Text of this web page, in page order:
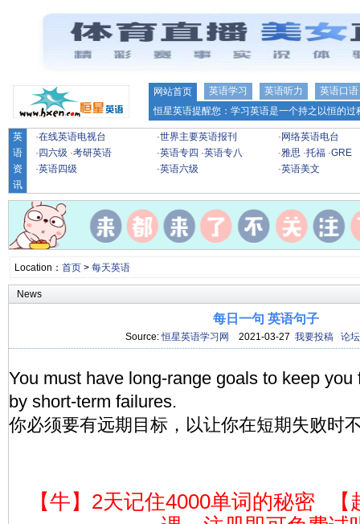
网站首页 英语学习 英语听力
英语口语
恒星英语提醒您：学习英语是一个持之以恒的
英
语
资
讯
·在线英语电视台 ·世界主要英语报刊 · 网络英语电台
· 四六级 ·考研英语 ·英语专四 ·英语专八 ·雅思 ·托福 ·GRE
·英语四级 ·英语六级 ·英语美文
Location： 首页> 每天英语
News
每日一句 英语句子
Source:恒星英语学习网 2021-03-27 我要投稿 论坛
You must have long-range goals to keep
by short-term failures.
你必须要有远期目标，以让你在短期失败时
【牛】2天记住4000单词的秘密